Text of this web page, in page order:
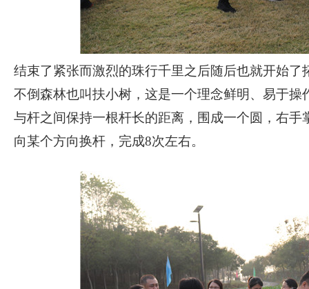
结束了紧张而激烈的珠行千里之后随后也就开始了
不倒森林也叫扶小树，这是一个理念鲜明、易于
与杆之间保持一根杆长的距离，围成一个圆，右
向某个方向换杆，完成8次左右。